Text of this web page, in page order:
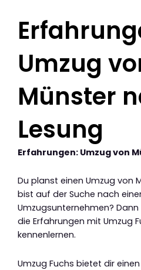
Umzug
Münster
Lesung
Erfahrungen: Umzug von
Du planst einen Umzug von
bist auf der Suche nach
Umzugsunternehmen?
die Erfahrungen mit Umzug
kennenlernen.
Umzug Fuchs bietet dir